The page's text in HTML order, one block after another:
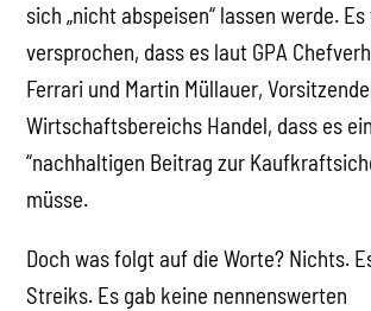
sich „nicht abspeisen“ lassen werde.
versprochen, dass es laut GPA
Ferrari und Martin Müllauer,
Wirtschaftsbereichs Handel, dass es
“nachhaltigen Beitrag zur
müsse.
Doch was folgt auf die Worte? Nichts.
Streiks. Es gab keine nennenswerten